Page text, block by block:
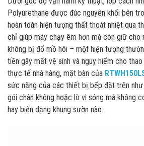
Polyurethane được đúc nguyên khối bên
hoàn toàn hiện tượng thất thoát nhiệt qua
chỉ giúp máy chạy êm hơn mà còn giữ cho
không bị đổ mồ hôi – một hiện tượng
tiền gây mất vệ sinh và nguy hiểm cho
thực tế nhà hàng, mặt bàn của
sức nặng của các thiết bị bếp đặt trên
gói chân không hoặc lò vi sóng mà không
hay biến dạng khung sườn nào.